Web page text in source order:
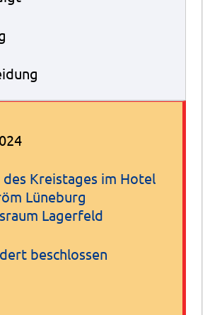
des Kreistages im Hotel
Lüneburg
Lagerfeld
beschlossen